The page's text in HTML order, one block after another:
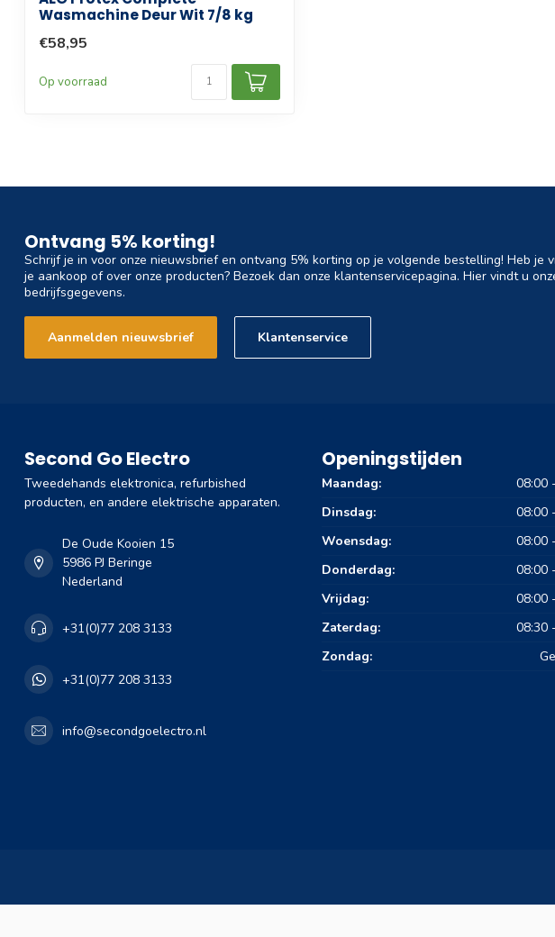
Wasmachine Deur Wit 7/8 kg
€58,95
Op voorraad
Ontvang 5% korting!
Schrijf je in voor onze nieuwsbrief en ontvang 5% korting op je volgende bestelling! Heb je
je aankoop of over onze producten? Bezoek dan onze klantenservicepagina. Hier vindt u
bedrijfsgegevens.
Aanmelden nieuwsbrief Klantenservice
Second Go Electro
Tweedehands elektronica, refurbished
producten, en andere elektrische apparaten.
De Oude Kooien 15
5986 PJ Beringe
Nederland
+31(0)77 208 3133
+31(0)77 208 3133
info@secondgoelectro.nl
Openingstijden
Maandag:
08:00
Dinsdag:
08:00
Woensdag:
08:00
Donderdag:
08:00
Vrijdag:
08:00
Zaterdag:
08:30
Zondag: